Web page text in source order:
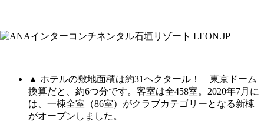
▲ ホテルの敷地面積は約31ヘクタール！ 東京ドーム
換算だと、約6つ分です。客室は全458室。2020年7月に
は、一棟全室（86室）がクラブカテゴリーとなる新棟
がオープンしました。